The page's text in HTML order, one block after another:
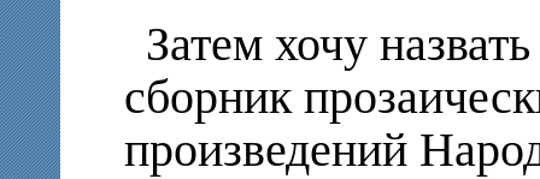
Затем хочу
сборник
произведений